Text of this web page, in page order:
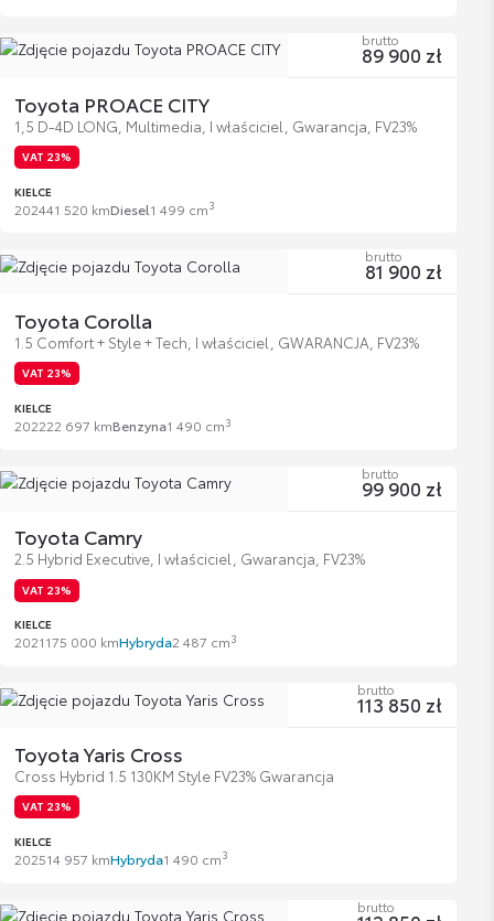
Toyota PROACE CITY
1,5 D-4D LONG, Multimedia, I właściciel, Gwarancja, FV23%
VAT 23%
KIELCE
202441 520 kmDiesel1 499 cm3
brutto
89 900 zł
Toyota Corolla
1.5 Comfort + Style + Tech, I właściciel, GWARANCJA, FV23%
VAT 23%
KIELCE
202222 697 kmBenzyna1 490 cm3
brutto
81 900 zł
Toyota Camry
2.5 Hybrid Executive, I właściciel, Gwarancja, FV23%
VAT 23%
KIELCE
2021175 000 kmHybryda2 487 cm3
brutto
99 900 zł
Toyota Yaris Cross
Cross Hybrid 1.5 130KM Style FV23% Gwarancja
VAT 23%
KIELCE
202514 957 kmHybryda1 490 cm3
brutto
113 850 zł
brutto